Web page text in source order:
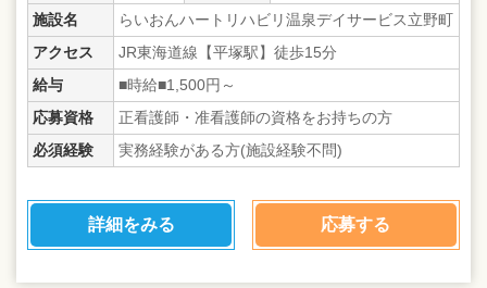
施設名
らいおんハートリハビリ温泉デイサービス立野町
アクセス
JR東海道線【平塚駅】徒歩15分
給与
■時給■1,500円～
応募資格
正看護師・准看護師の資格をお持ちの方
必須経験
実務経験がある方(施設経験不問)
詳細をみる 応募する